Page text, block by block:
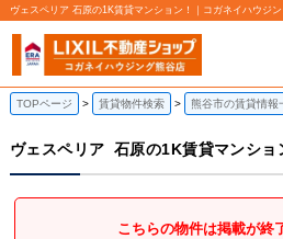
ヴェスペリア 石原の1K賃貸マンション！｜コガネイハウジ
TOPページ 賃貸物件検索 熊谷市の賃貸情報
ヴェスペリア 石原の1K賃貸マンショ
こちらの物件は掲載が終